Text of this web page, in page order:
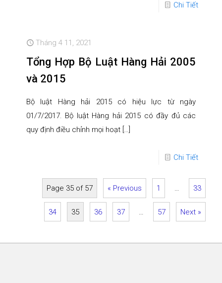
Chi Tiết
Tháng 4 11, 2021
Tổng Hợp Bộ Luật Hàng Hải 2005
và 2015
Bộ luật Hàng hải 2015 có hiệu lực từ ngày
01/7/2017. Bộ luật Hàng hải 2015 có đầy đủ các
quy định điều chỉnh mọi hoạt […]
Chi Tiết
Page 35 of 57 « Previous 1 … 33
34 35 36 37 … 57 Next »